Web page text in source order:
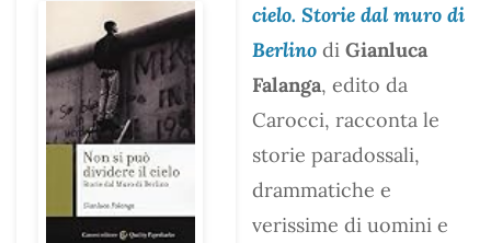
cielo. Storie dal muro di
Berlino di Gianluca
Falanga, edito da
Carocci, racconta le
storie paradossali,
drammatiche e
verissime di uomini e